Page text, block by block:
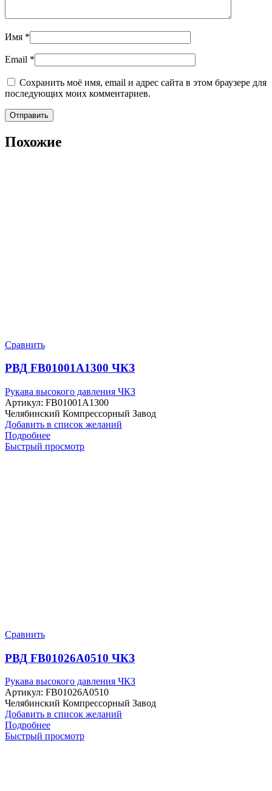
Имя *
Email *
Сохранить моё имя, email и адрес сайта в этом браузере для
последующих моих комментариев.
Похожие
Сравнить
РВД FB01001A1300 ЧКЗ
Рукава высокого давления ЧКЗ
Артикул: FB01001A1300
Челябинский Компрессорный Завод
Добавить в список желаний
Подробнее
Быстрый просмотр
Сравнить
РВД FB01026A0510 ЧКЗ
Рукава высокого давления ЧКЗ
Артикул: FB01026A0510
Челябинский Компрессорный Завод
Добавить в список желаний
Подробнее
Быстрый просмотр